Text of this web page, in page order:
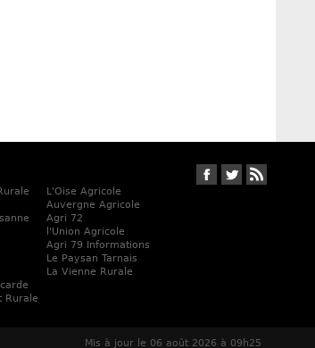
Suivez-nous sur
Suivez-nous
Rurale
L'Oise Agricole
Auvergne Agricole
Agri 72
l'Union Agricole
Agri 79 Informations
Le Paysan Tarnais
La Vienne Rurale
Mis à jour le 06 août 2026 à 09h25